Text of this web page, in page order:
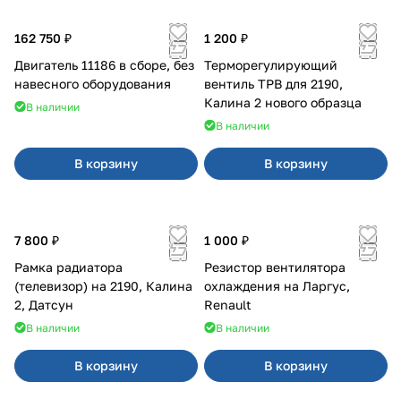
162 750 ₽
Двигатель 11186 в сборе, без
навесного оборудования
В наличии
В корзину
1 200 ₽
Терморегулирующий
вентиль ТРВ для 2190,
Калина 2 нового образца
В наличии
В корзину
7 800 ₽
Рамка радиатора
(телевизор) на 2190, Калина
2, Датсун
В наличии
В корзину
1 000 ₽
Резистор вентилятора
охлаждения на Ларгус,
Renault
В наличии
В корзину